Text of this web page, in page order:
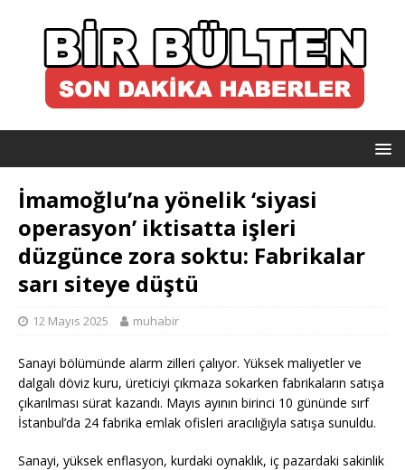
İmamoğlu’na yönelik ‘siyasi
operasyon’ iktisatta işleri
düzgünce zora soktu: Fabrikalar
sarı siteye düştü
12 Mayıs 2025 muhabir
Sanayi bölümünde alarm zilleri çalıyor. Yüksek maliyetler ve
dalgalı döviz kuru, üreticiyi çıkmaza sokarken fabrikaların satışa
çıkarılması sürat kazandı. Mayıs ayının birinci 10 gününde sırf
İstanbul’da 24 fabrika emlak ofisleri aracılığıyla satışa sunuldu.
Sanayi, yüksek enflasyon, kurdaki oynaklık, iç pazardaki sakinlik